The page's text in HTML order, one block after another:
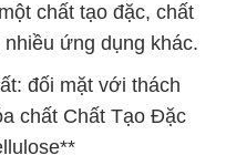
chất tạo đặc, chất
ứng dụng khác.
đối mặt với thách
chất Chất Tạo Đặc